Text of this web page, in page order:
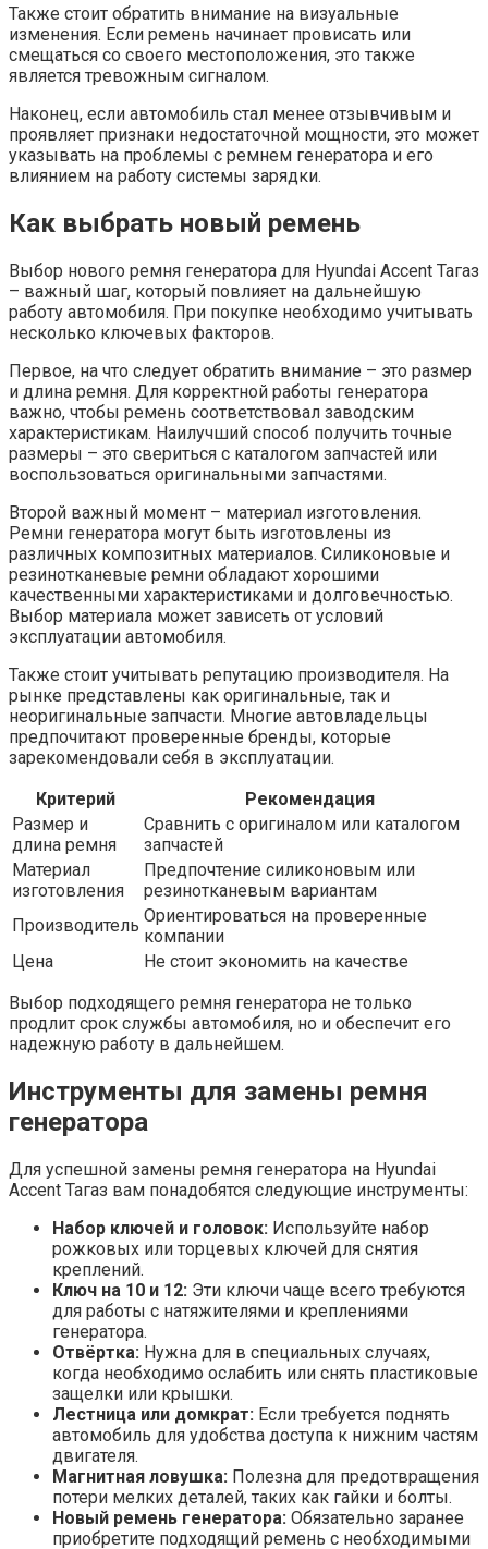
Также стоит обратить внимание на визуальные
изменения. Если ремень начинает провисать или
смещаться со своего местоположения, это также
является тревожным сигналом.
Наконец, если автомобиль стал менее отзывчивым и
проявляет признаки недостаточной мощности, это может
указывать на проблемы с ремнем генератора и его
влиянием на работу системы зарядки.
Как выбрать новый ремень
Выбор нового ремня генератора для Hyundai Accent Тагаз
– важный шаг, который повлияет на дальнейшую
работу автомобиля. При покупке необходимо учитывать
несколько ключевых факторов.
Первое, на что следует обратить внимание – это размер
и длина ремня. Для корректной работы генератора
важно, чтобы ремень соответствовал заводским
характеристикам. Наилучший способ получить точные
размеры – это свериться с каталогом запчастей или
воспользоваться оригинальными запчастями.
Второй важный момент – материал изготовления.
Ремни генератора могут быть изготовлены из
различных композитных материалов. Силиконовые и
резинотканевые ремни обладают хорошими
качественными характеристиками и долговечностью.
Выбор материала может зависеть от условий
эксплуатации автомобиля.
Также стоит учитывать репутацию производителя. На
рынке представлены как оригинальные, так и
неоригинальные запчасти. Многие автовладельцы
предпочитают проверенные бренды, которые
зарекомендовали себя в эксплуатации.
Критерий
Рекомендация
Размер и
длина ремня
Сравнить с оригиналом или каталогом
запчастей
Материал
изготовления
Предпочтение силиконовым или
резинотканевым вариантам
Производитель Ориентироваться на проверенные
компании
Цена
Не стоит экономить на качестве
Выбор подходящего ремня генератора не только
продлит срок службы автомобиля, но и обеспечит его
надежную работу в дальнейшем.
Инструменты для замены ремня
генератора
Для успешной замены ремня генератора на Hyundai
Accent Тагаз вам понадобятся следующие инструменты:
Набор ключей и головок: Используйте набор
рожковых или торцевых ключей для снятия
креплений.
Ключ на 10 и 12: Эти ключи чаще всего требуются
для работы с натяжителями и креплениями
генератора.
Отвёртка: Нужна для в специальных случаях,
когда необходимо ослабить или снять пластиковые
защелки или крышки.
Лестница или домкрат: Если требуется поднять
автомобиль для удобства доступа к нижним частям
двигателя.
Магнитная ловушка: Полезна для предотвращения
потери мелких деталей, таких как гайки и болты.
Новый ремень генератора: Обязательно заранее
приобретите подходящий ремень с необходимыми